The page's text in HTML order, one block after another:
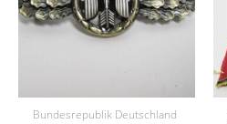
Bundesrepublik Deutschland